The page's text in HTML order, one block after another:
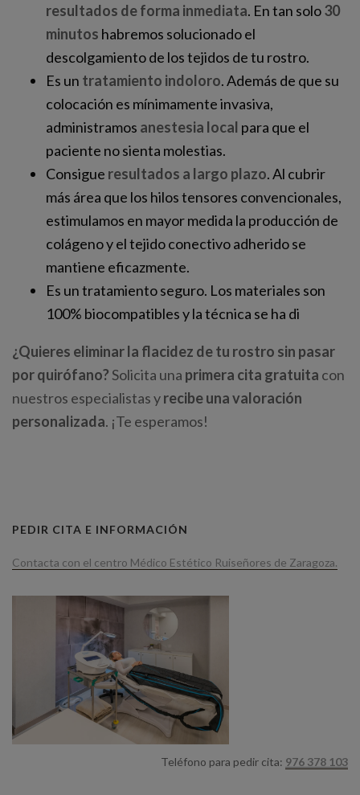
resultados de forma inmediata. En tan solo30
minutos habremos solucionado el
descolgamiento de los tejidos de tu rostro.
Es un tratamiento indoloro. Además de que su
colocación es mínimamente invasiva,
administramos anestesia local para que el
paciente no sienta molestias.
Consigue resultados a largo plazo. Al cubrir
más área que los hilos tensores convencionales,
estimulamos en mayor medida la producción de
colágeno y el tejido conectivo adherido se
mantiene eficazmente.
Es un tratamiento seguro. Los materiales son
100% biocompatibles y la técnica se ha di
¿Quieres eliminar la flacidez de tu rostro sin pasar
por quirófano?Solicita una primera cita gratuita con
nuestros especialistas yrecibe una valoración
personalizada. ¡Te esperamos!
PEDIR CITA E INFORMACIÓN
Contacta con el centro Médico Estético Ruiseñores de Zaragoza.
Teléfono para pedir cita: 976 378 103